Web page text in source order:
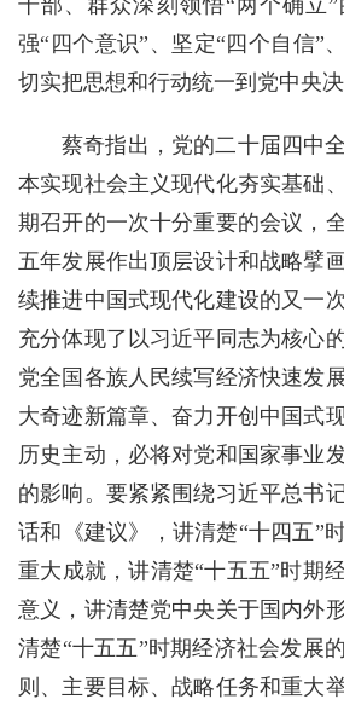
干部、群众深刻领悟“两个确立
强“四个意识”、坚定“四个自信”
切实把思想和行动统一到党中央决
蔡奇指出，党的二十届四中
本实现社会主义现代化夯实基础
期召开的一次十分重要的会议，
五年发展作出顶层设计和战略擘
续推进中国式现代化建设的又一
充分体现了以习近平同志为核心
党全国各族人民续写经济快速发
大奇迹新篇章、奋力开创中国式
历史主动，必将对党和国家事业
的影响。要紧紧围绕习近平总书
话和《建议》，讲清楚“十四五”
重大成就，讲清楚“十五五”时期
意义，讲清楚党中央关于国内外
清楚“十五五”时期经济社会发展
则、主要目标、战略任务和重大